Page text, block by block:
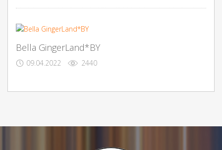
Bella GingerLand*BY
09.04.2022 2440